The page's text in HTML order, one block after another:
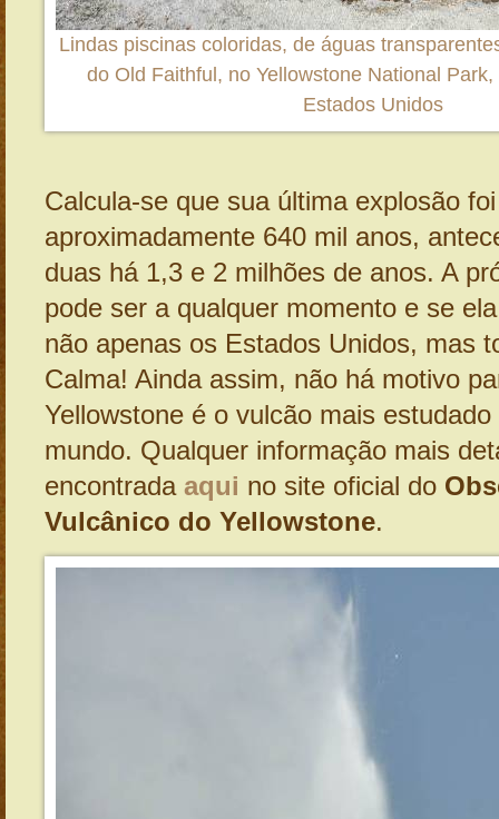
Lindas piscinas coloridas, de águas
do Old Faithful, no Yellowstone National
Estados Unidos
Calcula-se que sua última explosão
aproximadamente 640 mil anos,
duas há 1,3 e 2 milhões de anos. A
pode ser a qualquer momento e se
não apenas os Estados Unidos, mas
Calma! Ainda assim, não há motivo
Yellowstone é o vulcão mais
mundo. Qualquer informação mais
encontrada aqui no site oficial do
Vulcânico do Yellowstone.